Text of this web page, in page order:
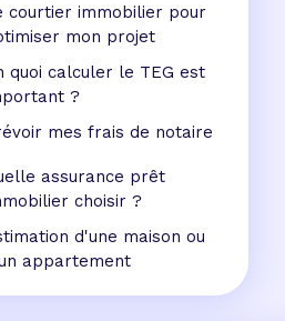
courtier immobilier pour
mon projet
quoi calculer le TEG est
?
mes frais de notaire
assurance prêt
choisir ?
d'une maison ou
appartement